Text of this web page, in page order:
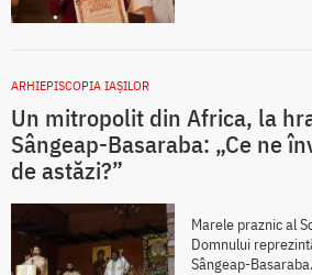
ARHIEPISCOPIA IAŞILOR
Un mitropolit din Africa, la
Sângeap-Basaraba: „Ce ne
de astăzi?”
Marele praznic al
Domnului
Sângeap-